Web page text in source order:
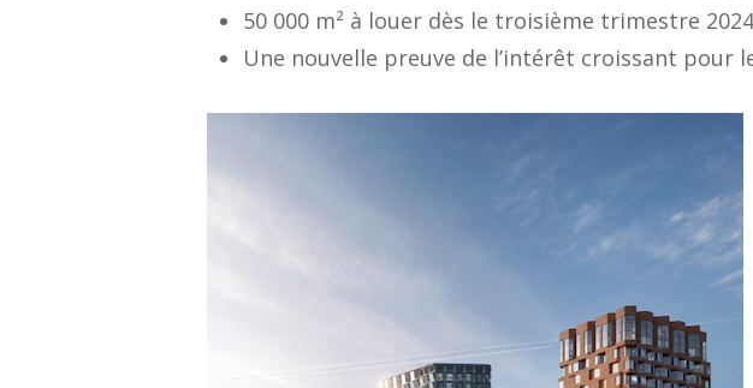
50 000 m² à louer dès le troisième trimestre
Une nouvelle preuve de l’intérêt croissant pour